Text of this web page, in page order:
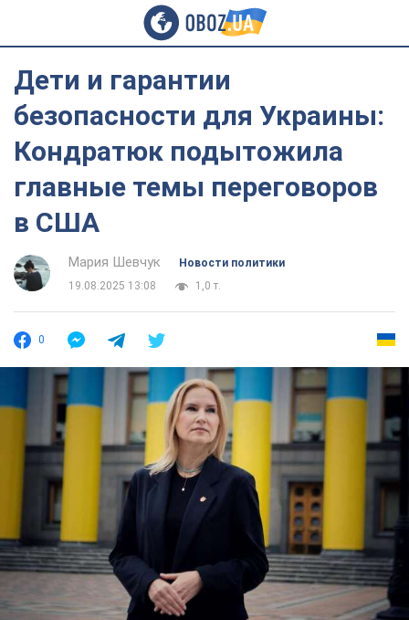
Дети и гарантии
безопасности для Украины:
Кондратюк подытожила
главные темы переговоров
в США
Мария Шевчук
Новости политики
19.08.2025 13:08
1,0 т.
0